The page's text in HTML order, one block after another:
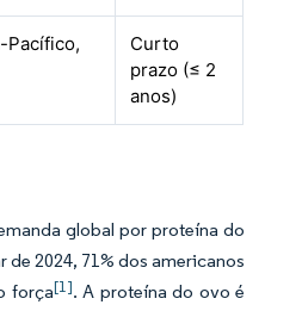
Pacífico,
Curto
prazo (≤ 2
anos)
global por proteína do
2024, 71% dos americanos
força[1]. A proteína do ovo é